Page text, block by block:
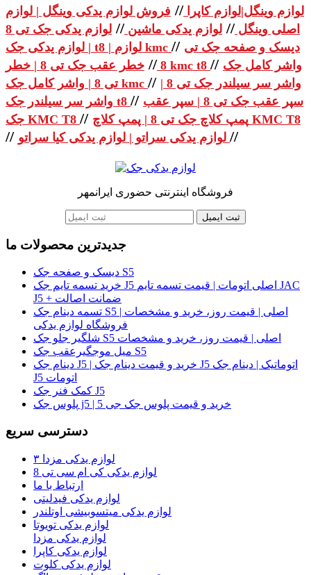
لوازم وینگل|لوازم کاپرا// فروش لوازم یدکی وینگل | لوازم
اصلی وینگل// لوازم یدکی ماشین//
لوازم یدکی جک تی 8
| لوازم یدکی جک t8 | لوازم kmc // دیسک و صفحه جک تی
8
// خطر عقب جک تی 8 | خطر kmc t8 // واشر کامل جک
تی 8 | واشر کامل جک kmc // واشر سر سیلندر جک تی 8 |
واشر سر سیلندر جک t8 // سپر عقب جک تی 8 | سپر عقب
جک KMC T8 // پمپ کلاچ جک تی 8 | پمپ کلاچ KMC T8
// //
فروشگاه اینترنتی حضوری ایرانمهر
ثبت ایمیل
جدیدترین محصولات ما
دیسک و صفحه جک S5
خرید تسمه تایم جک J5 اصلی اتومات | قیمت تسمه تایم JAC
J5 + ضمانت اصالت
تسمه دینام جک S5 اصلی | قیمت روز، خرید و مشخصات |
فروشگاه لوازم یدکی
شلگیر جلو جک S5 اصلی | قیمت روز، خرید و مشخصات
میل موجگیرعقب جک S5
دینام جک J5 | خرید و قیمت دینام جک J5 اتوماتیک | دینام جک
J5 اتومات
کمک فنر جک J5
پلوس جک j5 | خرید و قیمت پلوس جک جی 5
دسترسی سریع
لوازم یدکی مزدا ۳
لوازم یدکی کی ام سی تی 8
ارتباط با ما
لوازم یدکی فیدلیتی
لوازم یدکی میتسوبیشی اوتلندر
لوازم یدکی تویوتا
لوازم یدکی مزدا
لوازم یدکی کاپرا
لوازم یدکی کلوت